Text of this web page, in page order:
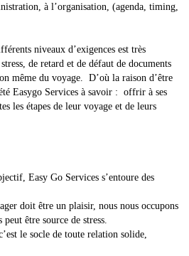
à l’organisation, (agenda, timing,
niveaux d’exigences est très
de retard et de défaut de documents
même du voyage. D’où la raison d’être
Easygo Services à savoir : offrir à ses
les étapes de leur voyage et de leurs
Easy Go Services s’entoure des
doit être un plaisir, nous nous occupons
être source de stress.
le socle de toute relation solide,